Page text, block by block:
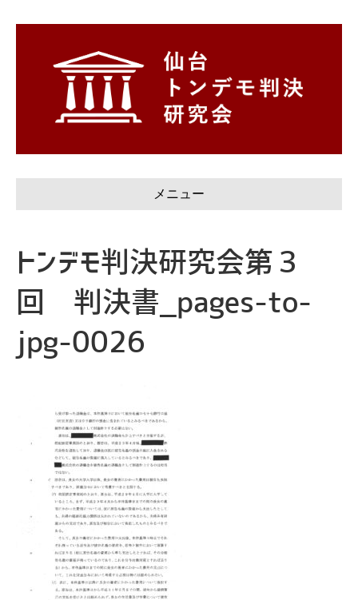
メニュー
トンデモ判決研究会第３
回 判決書_pages-to-
jpg-0026